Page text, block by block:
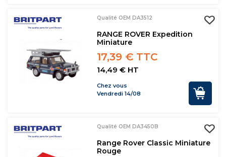
Qualité OEM DA3512
RANGE ROVER Expedition
Miniature
17,39 € TTC
14,49 € HT
Chez vous
Vendredi 14/08
Qualité OEM DA3450B
Range Rover Classic Miniature
Rouge